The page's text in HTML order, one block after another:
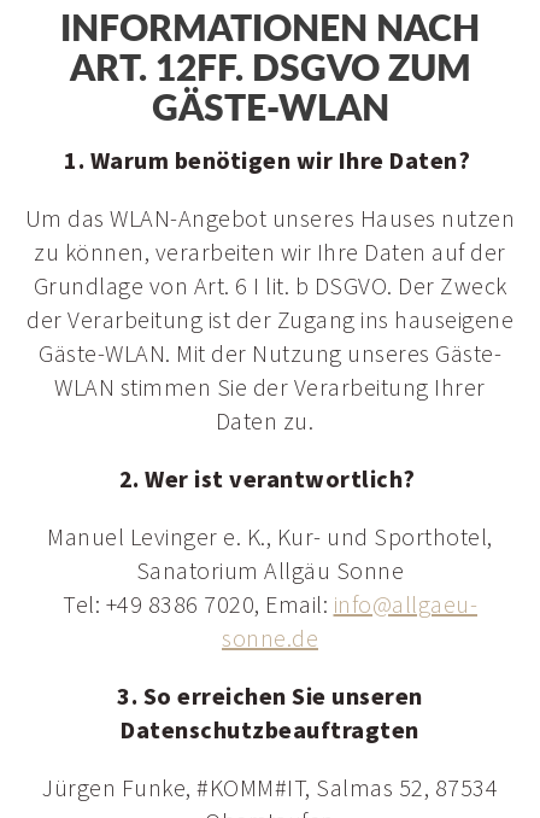
INFORMATIONEN NACH
ART. 12FF. DSGVO ZUM
GÄSTE-WLAN
1. Warum benötigen wir Ihre Daten?
Um das WLAN-Angebot unseres Hauses nutzen
zu können, verarbeiten wir Ihre Daten auf der
Grundlage von Art. 6 I lit. b DSGVO. Der Zweck
der Verarbeitung ist der Zugang ins hauseigene
Gäste-WLAN. Mit der Nutzung unseres Gäste-
WLAN stimmen Sie der Verarbeitung Ihrer
Daten zu.
2. Wer ist verantwortlich?
Manuel Levinger e. K., Kur- und Sporthotel,
Sanatorium Allgäu Sonne
Tel: +49 8386 7020, Email:info@allgaeu-
sonne.de
3. So erreichen Sie unseren
Datenschutzbeauftragten
Jürgen Funke, #KOMM#IT, Salmas 52, 87534